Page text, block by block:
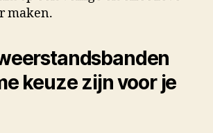
maken.
keuze zijn voor je